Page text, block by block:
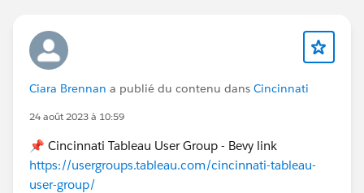
Ciara Brennan a publié du contenu dans Cincinnati
24 août 2023 à 10:59
📌 Cincinnati Tableau User Group - Bevy link
https://usergroups.tableau.com/cincinnati-tableau-
user-group/